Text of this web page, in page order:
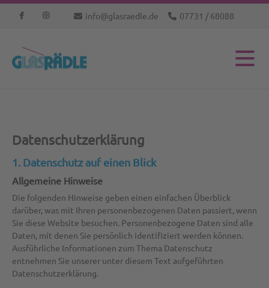
info@glasraedle.de 07731 / 68088
Datenschutz­erklärung
1. Datenschutz auf einen Blick
Allgemeine Hinweise
Die folgenden Hinweise geben einen einfachen Überblick
darüber, was mit Ihren personenbezogenen Daten passiert, wenn
Sie diese Website besuchen. Personenbezogene Daten sind alle
Daten, mit denen Sie persönlich identifiziert werden können.
Ausführliche Informationen zum Thema Datenschutz
entnehmen Sie unserer unter diesem Text aufgeführten
Datenschutzerklärung.